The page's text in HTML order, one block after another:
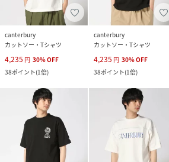
canterbury
カットソー・Tシャツ
4,235 円 30%OFF
38ポイント(1倍)
canterbury
カットソー・Tシャツ
4,235 円 30%OFF
38ポイント(1倍)